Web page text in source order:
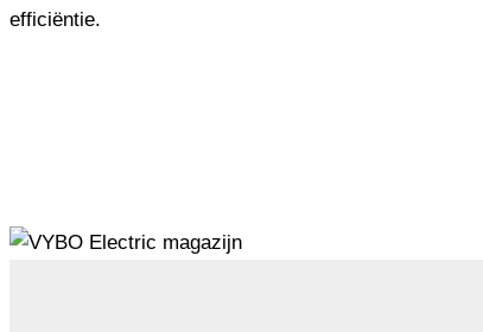
efficiëntie.